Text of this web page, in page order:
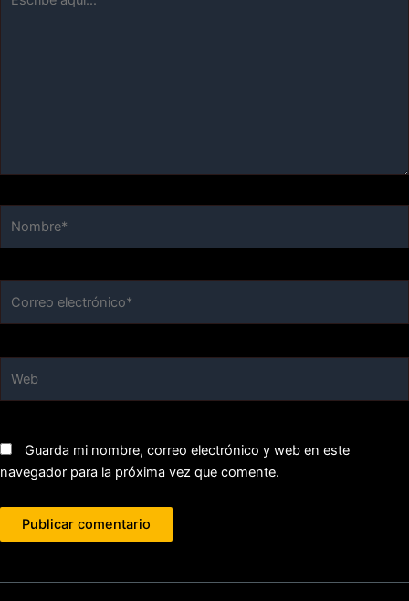
aquí...
Guarda mi nombre, correo electrónico y web en este
navegador para la próxima vez que comente.